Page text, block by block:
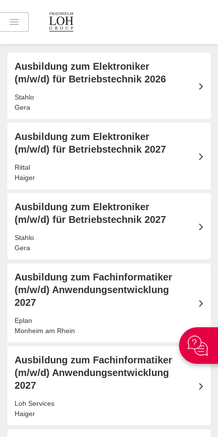
Jobübersicht
Ausbildung zum Elektroniker
(m/w/d) für Betriebstechnik 2026
Stahlo
Gera
Ausbildung zum Elektroniker
(m/w/d) für Betriebstechnik 2027
Rittal
Haiger
Ausbildung zum Elektroniker
(m/w/d) für Betriebstechnik 2027
Stahlo
Gera
Ausbildung zum Fachinformatiker
(m/w/d) Anwendungsentwicklung
2027
Eplan
Monheim am Rhein
Ausbildung zum Fachinformatiker
(m/w/d) Anwendungsentwicklung
2027
Loh Services
Haiger